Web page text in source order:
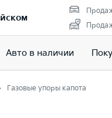
Авто в наличии
Газовые упоры капота